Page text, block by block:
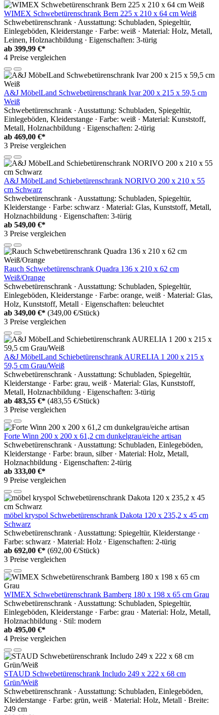
WIMEX Schwebetürenschrank Bern 225 x 210 x 64 cm Weiß
Schwebetürenschrank · Ausstattung: Schubladen, Spiegeltür,
Einlegeböden, Kleiderstange · Farbe: weiß · Material: Holz, Metall,
Leinen, Holznachbildung · Eigenschaften: 3-türig
ab 399,99 €*
4 Preise vergleichen
A&J MöbelLand Schwebetürenschrank Ivar 200 x 215 x 59,5 cm
Weiß
Schwebetürenschrank · Ausstattung: Schubladen, Spiegeltür,
Einlegeböden, Kleiderstange · Farbe: weiß · Material: Kunststoff,
Metall, Holznachbildung · Eigenschaften: 2-türig
ab 469,00 €*
3 Preise vergleichen
A&J MöbelLand Schiebetürenschrank NORIVO 200 x 210 x 55
cm Schwarz
Schwebetürenschrank · Ausstattung: Schubladen, Spiegeltür,
Kleiderstange · Farbe: schwarz · Material: Glas, Kunststoff, Metall,
Holznachbildung · Eigenschaften: 3-türig
ab 549,00 €*
3 Preise vergleichen
Rauch Schwebetürenschrank Quadra 136 x 210 x 62 cm
Weiß/Orange
Schwebetürenschrank · Ausstattung: Schubladen, Spiegeltür,
Einlegeböden, Kleiderstange · Farbe: orange, weiß · Material: Glas,
Holz, Kunststoff, Metall · Eigenschaften: beleuchtet
ab 349,00 €* (349,00 €/Stück)
3 Preise vergleichen
A&J MöbelLand Schiebetürenschrank AURELIA 1 200 x 215 x
59,5 cm Grau/Weiß
Schwebetürenschrank · Ausstattung: Schubladen, Spiegeltür,
Kleiderstange · Farbe: grau, weiß · Material: Glas, Kunststoff,
Metall, Holznachbildung · Eigenschaften: 3-türig
ab 483,55 €* (483,55 €/Stück)
3 Preise vergleichen
Forte Winn 200 x 200 x 61,2 cm dunkelgrau/eiche artisan
Schwebetürenschrank · Ausstattung: Schubladen, Einlegeböden,
Kleiderstange · Farbe: braun, silber · Material: Holz, Metall,
Holznachbildung · Eigenschaften: 2-türig
ab 333,00 €*
9 Preise vergleichen
möbel kryspol Schwebetürenschrank Dakota 120 x 235,2 x 45 cm
Schwarz
Schwebetürenschrank · Ausstattung: Spiegeltür, Kleiderstange ·
Farbe: schwarz · Material: Holz · Eigenschaften: 2-türig
ab 692,00 €* (692,00 €/Stück)
3 Preise vergleichen
WIMEX Schwebetürenschrank Bamberg 180 x 198 x 65 cm Grau
Schwebetürenschrank · Ausstattung: Schubladen, Spiegeltür,
Einlegeböden, Kleiderstange · Farbe: grau · Material: Holz, Metall,
Holznachbildung · Stil: modern
ab 495,00 €*
4 Preise vergleichen
STAUD Schwebetürenschrank Includo 249 x 222 x 68 cm
Grün/Weiß
Schwebetürenschrank · Ausstattung: Schubladen, Einlegeböden,
Kleiderstange · Farbe: grün, weiß · Material: Holz, Metall · Breite:
249 cm